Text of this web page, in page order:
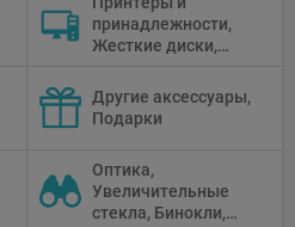
принадлежности,
Жесткие диски,
Проекторы,
Графические
Планшеты, Бумага
Другие аксессуары,
Подарки
Оптика,
Увеличительные
стекла, Бинокли,